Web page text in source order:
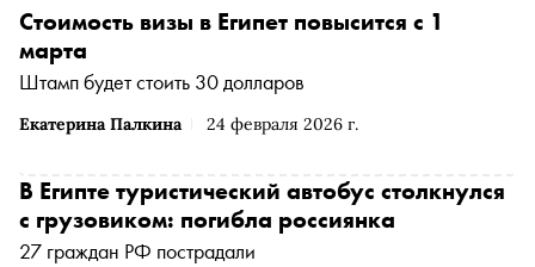
Екатерина Палкина 24 февраля 2026 г.
Стоимость визы в Египет повысится с 1
марта
Штамп будет стоить 30 долларов
В Египте туристический автобус столкнулся
с грузовиком: погибла россиянка
27 граждан РФ пострадали